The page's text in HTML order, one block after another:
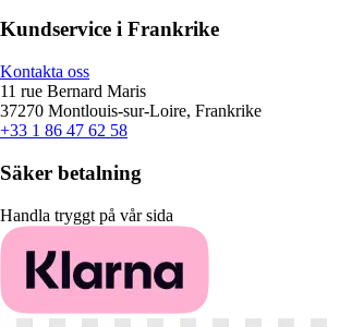
Kundservice i Frankrike
Kontakta oss
11 rue Bernard Maris
37270 Montlouis-sur-Loire, Frankrike
+33 1 86 47 62 58
Säker betalning
Handla tryggt på vår sida